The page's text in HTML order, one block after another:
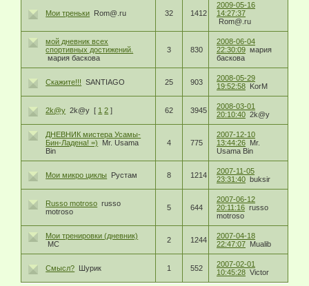
Мои треньки Rom@.ru 32 1412
2009-05-16
14:27:37
Rom@.ru
мой дневник всех
спортивных достижений.
мария баскова
3 830
2008-06-04
22:30:09 мария
баскова
Скажите!!! SANTIAGO 25 903
2008-05-29
19:52:58 KorM
2k@y 2k@y [ 1 2 ] 62 3945
2008-03-01
20:10:40 2k@y
ДНЕВНИК мистера Усамы-
Бин-Ладена! =)
Mr. Usama
Bin
4 775
2007-12-10
13:44:26 Mr.
Usama Bin
Мои микро циклы Рустам 8 1214
2007-11-05
23:31:40 buksir
Russo motroso russo
motroso
5 644
2007-06-12
20:11:16 russo
motroso
Мои тренировки (дневник)
MC
2 1244
2007-04-18
22:47:07 Mualib
Смысл? Шурик 1 552
2007-02-01
10:45:28 Victor